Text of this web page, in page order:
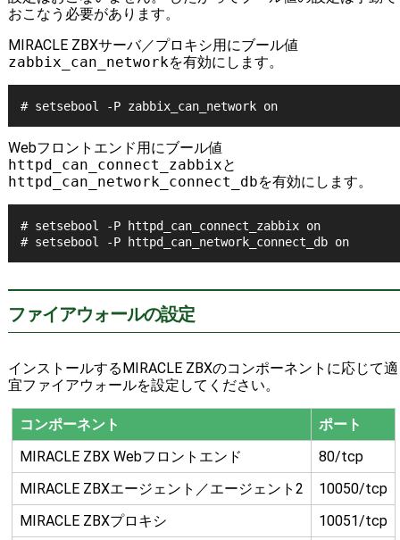
おこなう必要があります。
MIRACLE ZBXサーバ／プロキシ用にブール値
zabbix_can_networkを有効にします。
Webフロントエンド用にブール値
httpd_can_connect_zabbixと
httpd_can_network_connect_dbを有効にします。
# setsebool -P httpd_can_connect_zabbix on
ファイアウォールの設定
インストールするMIRACLE ZBXのコンポーネントに応じて適
宜ファイアウォールを設定してください。
コンポーネント
ポート
MIRACLE ZBX Webフロントエンド
80/tcp
MIRACLE ZBXエージェント／エージェント2
10050/tcp
MIRACLE ZBXプロキシ
10051/tcp